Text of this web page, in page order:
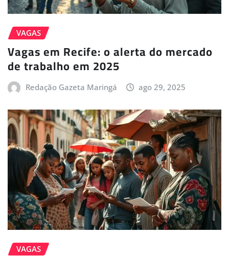
VAGAS
Vagas em Recife: o alerta do mercado
de trabalho em 2025
Redação Gazeta Maringá ago 29, 2025
VAGAS